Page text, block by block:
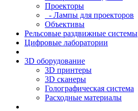
Проекторы
- Лампы для проекторов
Объективы
Рельсовые раздвижные системы
Цифровые лаборатории
3D оборудование
3D принтеры
3D сканеры
Голографическая система
Расходные материалы